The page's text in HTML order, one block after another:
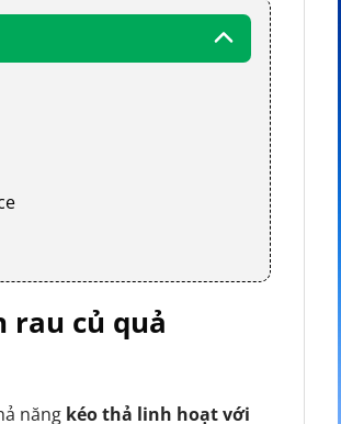
rau củ quả
năng kéo thả linh hoạt với